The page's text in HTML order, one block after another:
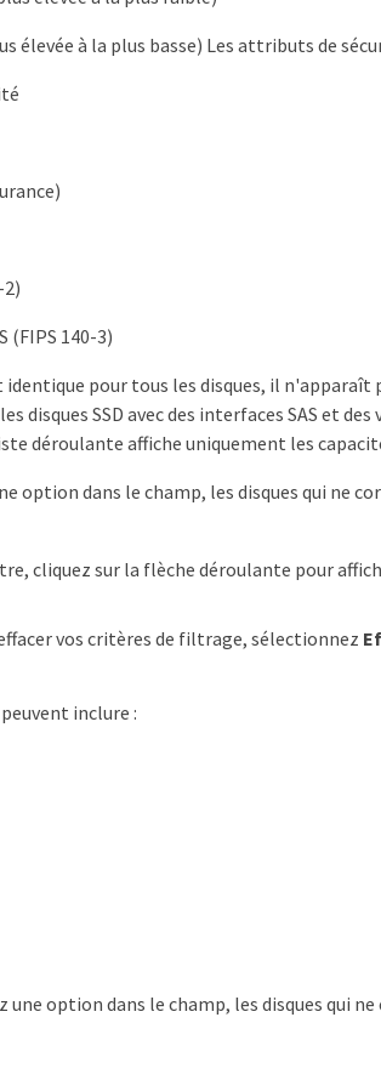
élevée à la plus basse) Les attributs de
(FIPS 140-3)
pour tous les disques, il n'apparaît
disques SSD avec des interfaces SAS et
déroulante affiche uniquement les
option dans le champ, les disques qui ne
cliquez sur la flèche déroulante pour
vos critères de filtrage, sélectionnez
inclure :
une option dans le champ, les disques qui